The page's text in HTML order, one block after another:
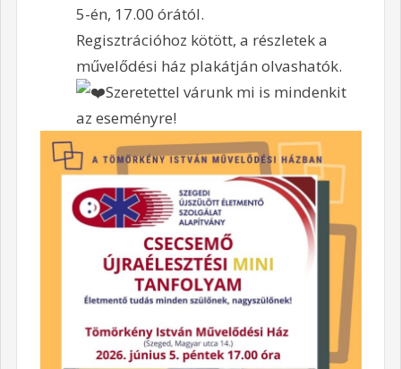
5-én, 17.00 órától.
Regisztrációhoz kötött, a részletek a
művelődési ház plakátján olvashatók.
Szeretettel várunk mi is mindenkit
az eseményre!